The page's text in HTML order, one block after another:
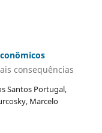
consequências
Santos Portugal,
Marcelo